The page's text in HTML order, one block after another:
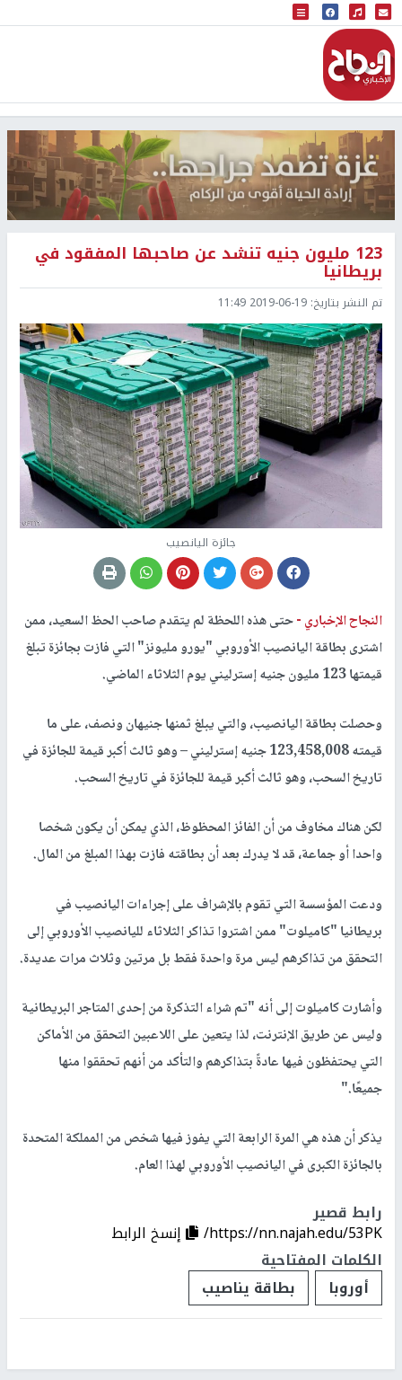
البث المباشر
إذاعة النجاح
123 مليون جنيه تنشد عن صاحبها المفقود في
بريطانيا
تم النشر بتاريخ: 2019-06-19 11:49
جائزة اليانصيب
النجاح الإخباري -حتى هذه اللحظة لم يتقدم صاحب الحظ السعيد، ممن
اشترى بطاقة اليانصيب الأوروبي "يورو مليونز" التي فازت بجائزة تبلغ
قيمتها 123 مليون جنيه إسترليني يوم الثلاثاء الماضي.
وحصلت بطاقة اليانصيب، والتي يبلغ ثمنها جنيهان ونصف، على ما
قيمته 123,458,008 جنيه إسترليني – وهو ثالث أكبر قيمة للجائزة في
تاريخ السحب، وهو ثالث أكبر قيمة للجائزة في تاريخ السحب.
لكن هناك مخاوف من أن الفائز المحظوظ، الذي يمكن أن يكون شخصا
واحدا أو جماعة، قد لا يدرك بعد أن بطاقته فازت بهذا المبلغ من المال.
ودعت المؤسسة التي تقوم بالإشراف على إجراءات اليانصيب في
بريطانيا "كاميلوت" ممن اشتروا تذاكر الثلاثاء لليانصيب الأوروبي إلى
التحقق من تذاكرهم ليس مرة واحدة فقط بل مرتين وثلاث مرات عديدة.
وأشارت كاميلوت إلى أنه "تم شراء التذكرة من إحدى المتاجر البريطانية
وليس عن طريق الإنترنت، لذا يتعين على اللاعبين التحقق من الأماكن
التي يحتفظون فيها عادةً بتذاكرهم والتأكد من أنهم تحققوا منها
جميعًا."
يذكر أن هذه هي المرة الرابعة التي يفوز فيها شخص من المملكة المتحدة
بالجائزة الكبرى في اليانصيب الأوروبي لهذا العام.
رابط قصير
https://nn.najah.edu/53PK/
إنسخ الرابط
الكلمات المفتاحية
أوروبا
بطاقة يناصيب